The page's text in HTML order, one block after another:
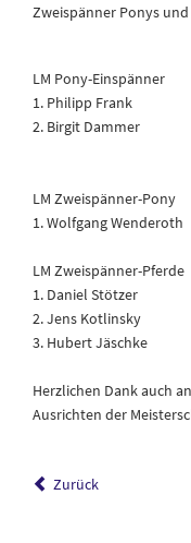
Zweispänner Ponys
LM Pony-Einspänner
1. Philipp Frank
2. Birgit Dammer
LM Zweispänner-Pony
1. Wolfgang Wenderoth
LM Zweispänner-Pferde
1. Daniel Stötzer
2. Jens Kotlinsky
3. Hubert Jäschke
Herzlichen Dank auch
Ausrichten der
Zurück